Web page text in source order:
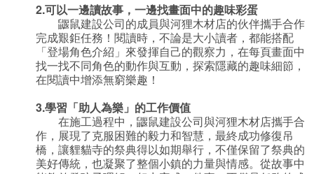
2.可以一邊讀故事，一邊找畫面中的趣味彩蛋
鼴鼠建設公司的成員與河狸木材店的伙伴攜手合作
完成艱鉅任務！閱讀時，不論是大小讀者，都能搭配
「登場角色介紹」來發揮自己的觀察力，在每頁畫面中
找一找不同角色的動作與互動，探索隱藏的趣味細節，
在閱讀中增添無窮樂趣！
3.學習「助人為樂」的工作價值
在施工過程中，鼴鼠建設公司與河狸木材店攜手合
作，展現了克服困難的毅力和智慧，最終成功修復吊
橋，讓貍貓寺的祭典得以如期舉行，不僅保留了祭典的
美好傳統，也凝聚了整個小鎮的力量與情感。從故事中